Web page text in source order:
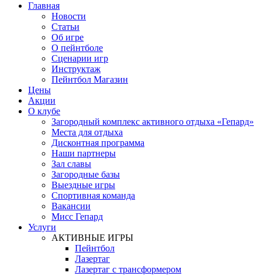
Главная
Новости
Статьи
Об игре
О пейнтболе
Сценарии игр
Инструктаж
Пейнтбол Магазин
Цены
Акции
О клубе
Загородный комплекс активного отдыха «Гепард»
Места для отдыха
Дисконтная программа
Наши партнеры
Зал славы
Загородные базы
Выездные игры
Спортивная команда
Вакансии
Мисс Гепард
Услуги
АКТИВНЫЕ ИГРЫ
Пейнтбол
Лазертаг
Лазертаг с трансформером